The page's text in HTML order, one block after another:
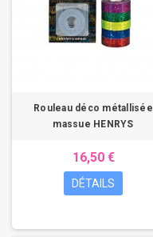
Rouleau déco métallisée
massue HENRYS
16,50 €
DÉTAILS